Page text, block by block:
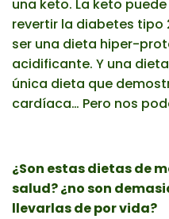
una keto. La keto
revertir la diabetes tipo
ser una dieta hiper-
acidificante. Y una
única dieta que
cardíaca… Pero nos
¿Son estas dietas de
salud? ¿no son
llevarlas de por vida?